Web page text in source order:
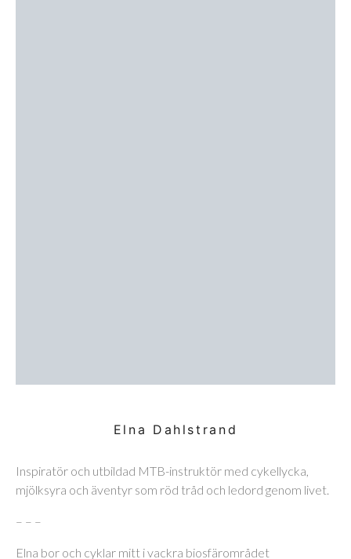
Elna Dahlstrand
Inspiratör och utbildad MTB-instruktör med cykellycka,
mjölksyra och äventyr som röd tråd och ledord genom livet.
– – –
Elna bor och cyklar mitt i vackra biosfärområdet